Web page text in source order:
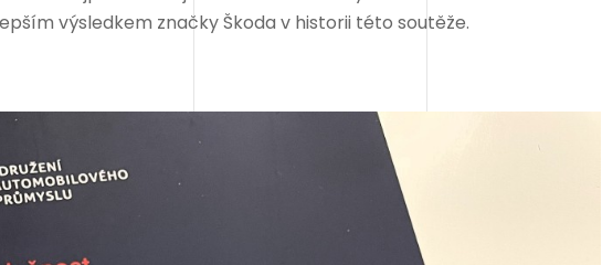
výsledkem značky Škoda v historii této soutěže.